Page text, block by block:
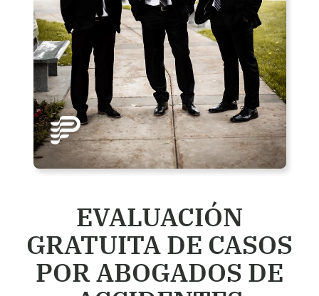
EVALUACIÓN
GRATUITA DE CASOS
POR ABOGADOS DE